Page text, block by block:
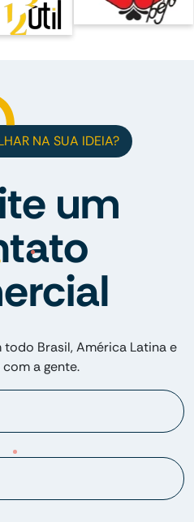
NA SUA IDEIA?
um
Brasil, América Latina e
com a gente.